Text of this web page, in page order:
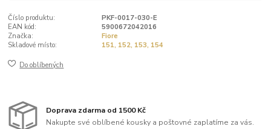
Číslo produktu:
PKF-0017-030-E
EAN kód:
5900672042016
Značka:
Fiore
Skladové místo:
151, 152, 153, 154
Do oblíbených
Doprava zdarma od 1500 Kč
Nakupte své oblíbené kousky a poštovné zaplatíme za vás.